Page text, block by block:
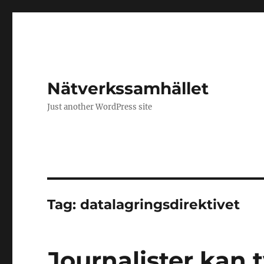
Nätverkssamhället
Just another WordPress site
Tag:datalagringsdirektivet